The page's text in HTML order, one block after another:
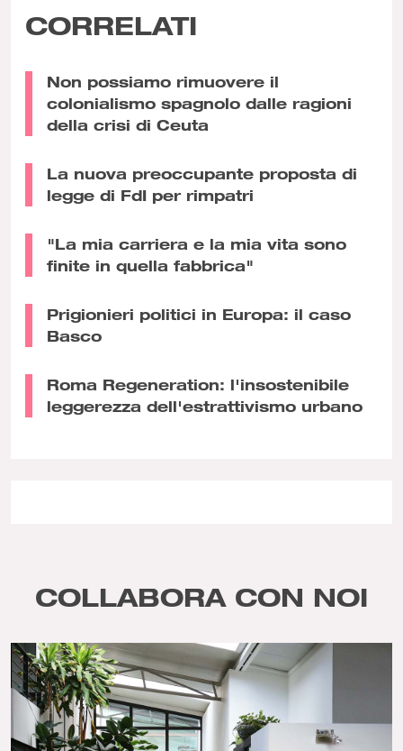
CORRELATI
Non possiamo rimuovere il
colonialismo spagnolo dalle ragioni
della crisi di Ceuta
La nuova preoccupante proposta di
legge di FdI per rimpatri
"La mia carriera e la mia vita sono
finite in quella fabbrica"
Prigionieri politici in Europa: il caso
Basco
Roma Regeneration: l'insostenibile
leggerezza dell'estrattivismo urbano
COLLABORA CON NOI